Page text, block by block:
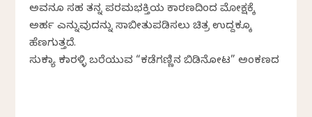
ಅವನೂ ಸಹ ತನ್ನ ಪರಮಭಕ್ತಿಯ ಕಾರಣದಿಂದ ಮೋಕ್ಷಕ್ಕೆ
ಅರ್ಹ ಎನ್ನುವುದನ್ನು ಸಾಬೀತುಪಡಿಸಲು ಚಿತ್ರ ಉದ್ದಕ್ಕೂ
ಹೆಣಗುತ್ತದೆ.
ಸುಕನ್ಯಾ ಕನಾರಳ್ಳಿ ಬರೆಯುವ “ಕಡೆಗಣ್ಣಿನ ಬಿಡಿನೋಟ” ಅಂಕಣದ